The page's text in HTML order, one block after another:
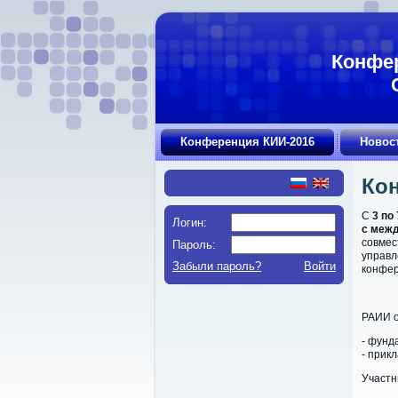
Конференция КИИ-2016
Логин:
Пароль:
Забыли пароль?
Войти
С 3 по
с
РАИИ
-
-